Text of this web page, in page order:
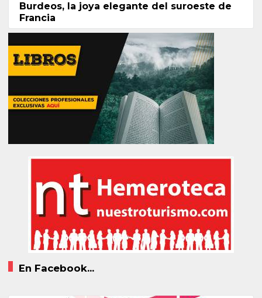
Burdeos, la joya elegante del suroeste de
Francia
En Facebook...